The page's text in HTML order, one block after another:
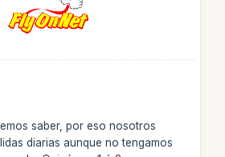
saber, por eso nosotros
diarias aunque no tengamos